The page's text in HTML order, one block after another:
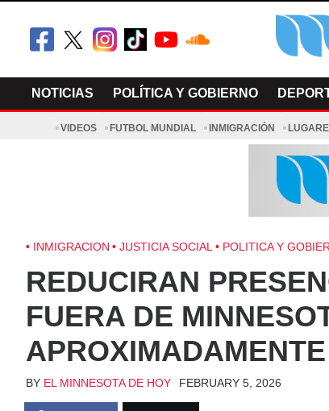
NOTICIAS POLÍTICA Y GOBIERNO
VIDEOS FUTBOL MUNDIAL INMIGRACIÓN
INMIGRACION JUSTICIA SOCIAL POLITICA Y
REDUCIRAN
FUERA DE
BY EL MINNESOTA DE HOY FEBRUARY 5, 2026